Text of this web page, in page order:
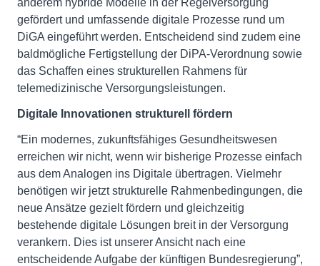
anderem hybride Modelle in der Regelversorgung
gefördert und umfassende digitale Prozesse rund um
DiGA eingeführt werden. Entscheidend sind zudem eine
baldmögliche Fertigstellung der DiPA-Verordnung sowie
das Schaffen eines strukturellen Rahmens für
telemedizinische Versorgungsleistungen.
Digitale Innovationen strukturell fördern
“Ein modernes, zukunftsfähiges Gesundheitswesen
erreichen wir nicht, wenn wir bisherige Prozesse einfach
aus dem Analogen ins Digitale übertragen. Vielmehr
benötigen wir jetzt strukturelle Rahmenbedingungen, die
neue Ansätze gezielt fördern und gleichzeitig
bestehende digitale Lösungen breit in der Versorgung
verankern. Dies ist unserer Ansicht nach eine
entscheidende Aufgabe der künftigen Bundesregierung”,